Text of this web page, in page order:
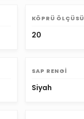
KÖPRÜ ÖLÇÜSÜ
20
SAP RENGI
Siyah